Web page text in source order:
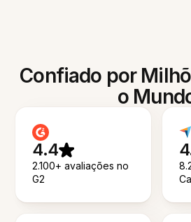
Confiado por
o
4.4
2.100+ avaliações no
G2